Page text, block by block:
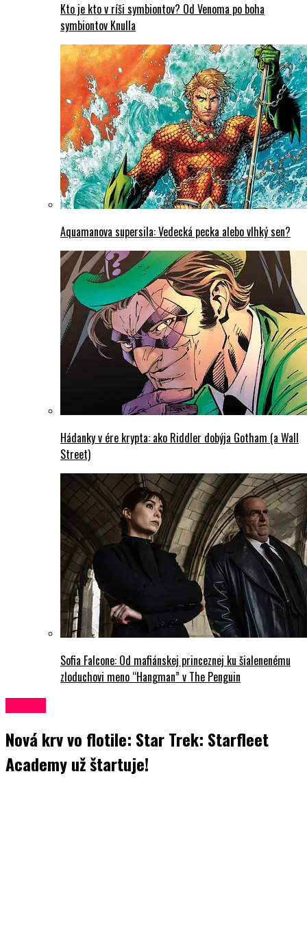
Kto je kto v ríši symbiontov? Od Venoma po boha
symbiontov Knulla
Aquamanova supersila: Vedecká pecka alebo vlhký sen?
Hádanky v ére krypta: ako Riddler dobýja Gotham (a Wall
Street)
Sofia Falcone: Od mafiánskej princeznej ku šialenenému
zloduchovi meno “Hangman” v The Penguin
Nová krv vo flotile: Star Trek: Starfleet
Academy už štartuje!